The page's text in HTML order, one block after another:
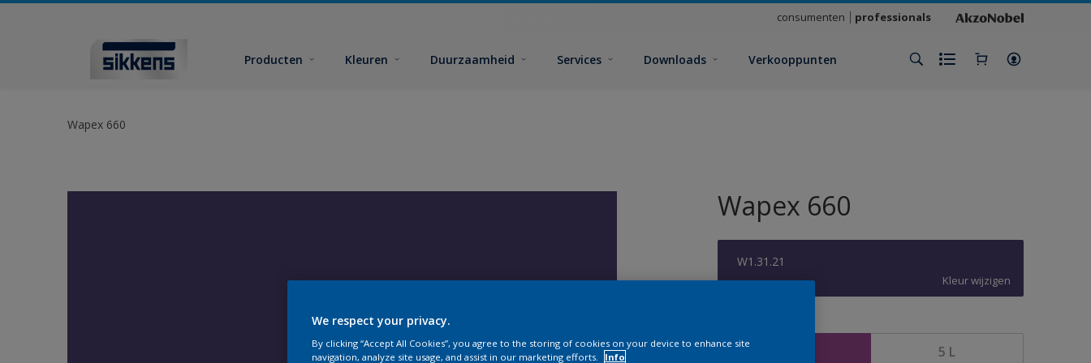
consumenten professionals
Producten Kleuren Duurzaamheid Services Downloads Verkooppunten
Wapex 660
Wapex 660
W1.31.21
Kleur wijzigen
5 L
We respect your privacy.
By clicking “Accept All Cookies”, you agree to the storing of cookies on your device to enhance site
navigation, analyze site usage, and assist in our marketing efforts.
Info